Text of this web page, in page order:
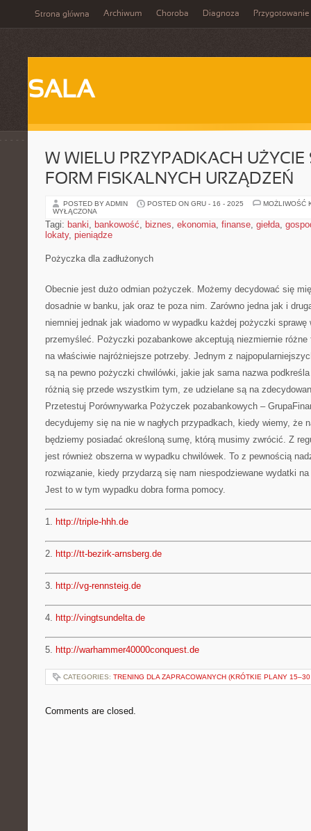
Strona główna Archiwum Choroba Diagnoza Przygotowanie
SALA
W WIELU PRZYPADKACH UŻYCIE
FORM FISKALNYCH URZĄDZEŃ
POSTED BY ADMIN POSTED ON GRU - 16 - 2025
MOŻLIWOŚĆ
WYŁĄCZONA
Tagi: banki, bankowość, biznes, ekonomia, finanse, giełda,
lokaty, pieniądze
Pożyczka dla zadłużonych
Obecnie jest dużo odmian pożyczek. Możemy decydować się
dosadnie w banku, jak oraz te poza nim. Zarówno jedna jak i
niemniej jednak jak wiadomo w wypadku każdej pożyczki sprawę
przemyśleć. Pożyczki pozabankowe akceptują niezmiernie
na właściwie najróżniejsze potrzeby. Jednym z
są na pewno pożyczki chwilówki, jakie jak sama nazwa
różnią się przede wszystkim tym, ze udzielane są na
Przetestuj Porównywarka Pożyczek pozabankowych –
decydujemy się na nie w nagłych przypadkach, kiedy wiemy, że
będziemy posiadać określoną sumę, którą musimy zwrócić. Z
jest również obszerna w wypadku chwilówek. To z pewnością
rozwiązanie, kiedy przydarzą się nam niespodziewane wydatki
Jest to w tym wypadku dobra forma pomocy.
1. http://triple-hhh.de
2. http://tt-bezirk-arnsberg.de
3. http://vg-rennsteig.de
4. http://vingtsundelta.de
5. http://warhammer40000conquest.de
CATEGORIES: TRENING DLA ZAPRACOWANYCH (KRÓTKIE PLANY
Comments are closed.